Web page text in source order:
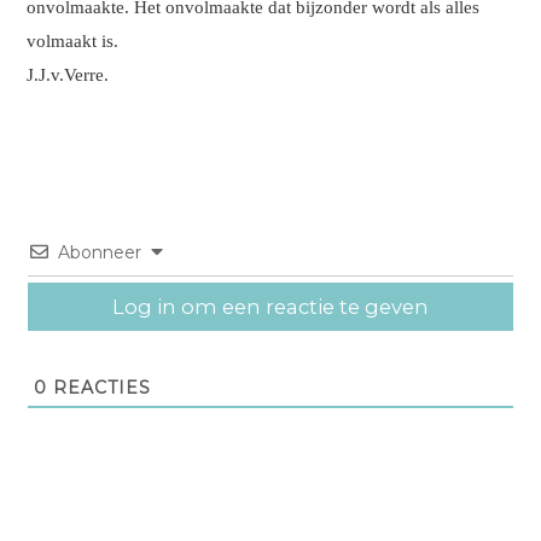
onvolmaakte. Het onvolmaakte dat bijzonder wordt als alles
volmaakt is.
J.J.v.Verre.
Abonneer
Log in om een reactie te geven
0 REACTIES